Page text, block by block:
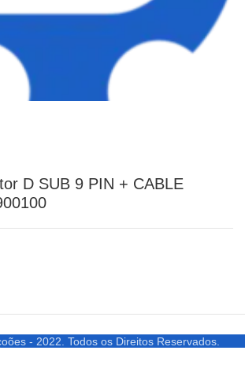
ampliar
D SUB 9 PIN + CABLE
- 2022. Todos os Direitos Reservados.